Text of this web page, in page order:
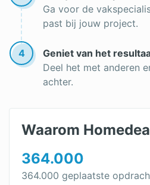
Ga voor de
past bij jouw project.
4
Geniet van het
Deel het met anderen
achter.
Waarom
364.000
364.000 geplaatste